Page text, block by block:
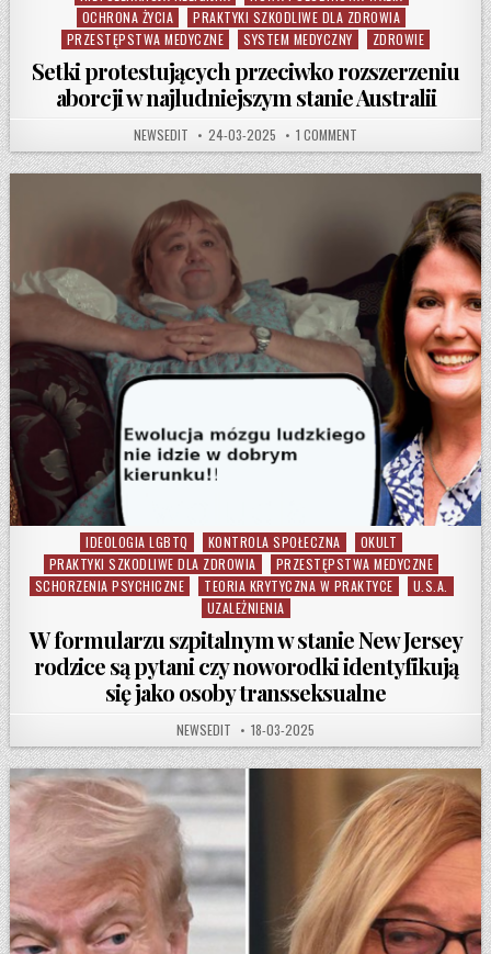
OCHRONA ŻYCIA
PRAKTYKI SZKODLIWE DLA ZDROWIA
PRZESTĘPSTWA MEDYCZNE
SYSTEM MEDYCZNY ZDROWIE
Setki protestujących przeciwko rozszerzeniu
aborcji w najludniejszym stanie Australii
AUTHOR:
NEWSEDIT PUBLISHED DATE:
24-03-2025 1 COMMENT ON SETKI
Posted in
IDEOLOGIA LGBTQ KONTROLA SPOŁECZNA
OKULT
PRAKTYKI SZKODLIWE DLA ZDROWIA
PRZESTĘPSTWA MEDYCZNE
SCHORZENIA PSYCHICZNE
TEORIA KRYTYCZNA W PRAKTYCE
U.S.A.
UZALEŻNIENIA
W formularzu szpitalnym w stanie New Jersey
rodzice są pytani czy noworodki identyfikują
się jako osoby transseksualne
AUTHOR:
NEWSEDIT PUBLISHED DATE:
18-03-2025